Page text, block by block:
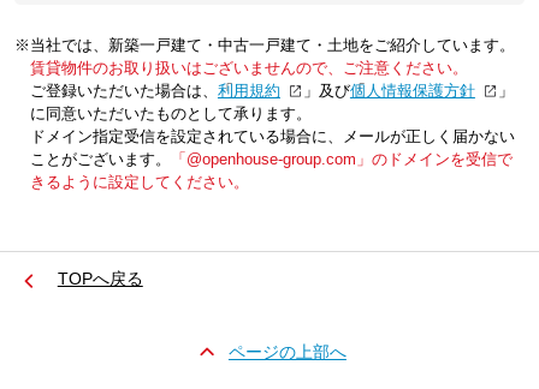
※当社では、新築一戸建て・中古一戸建て・土地をご紹介しています。
賃貸物件のお取り扱いはございませんので、ご注意ください。
ご登録いただいた場合は、「利用規約 」及び「個人情報保護方針
」
に同意いただいたものとして承ります。
ドメイン指定受信を設定されている場合に、メールが正しく届かない
ことがございます。
「@openhouse-group.com」のドメインを受信で
きるように設定してください。
TOPへ戻る
ページの上部へ